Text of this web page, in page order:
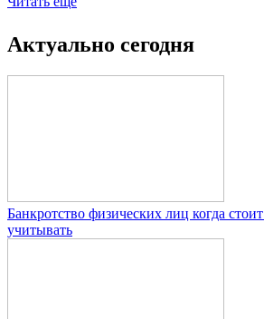
Актуально сегодня
Банкротство физических лиц когда
учитывать